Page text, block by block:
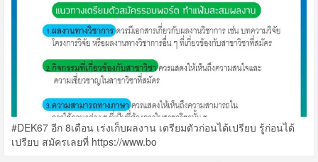
#DEK67 อีก 8เดือน เร่งเก็บผลงาน เตรียมตัวก่อนได้เปรียบ รู้ก่อนได้
เปรียบ สมัครเลยที่ https://www.bo